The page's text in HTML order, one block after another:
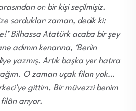
on bir kişi seçilmişiz.
sordukları zaman, dedik ki:
Bilhassa Atatürk acaba bir şey
adımın kenarına, ‘Berlin
yazmış. Artık başka yer hatıra
O zaman uçak filan yok…
gittim. Bir müvezzi benim
filân arıyor.